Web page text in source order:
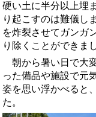
硬い土に半分以上埋
り起こすのは難儀し
を炸裂させてガンガ
り除くことができま
朝から暑い日で大
った備品や施設で元
姿を思い浮かべると
た。